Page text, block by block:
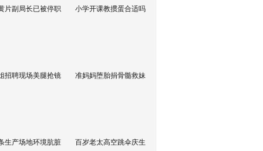
片副局长已被停职 小学开课教掼蛋合适吗
招聘现场美腿抢镜 准妈妈堕胎捐骨髓救妹
生产场地环境肮脏 百岁老太高空跳伞庆生